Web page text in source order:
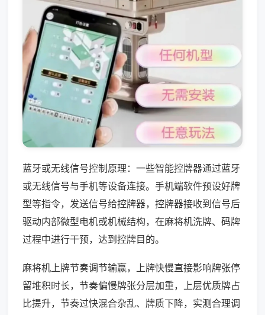
蓝牙或无线信号控制原理：一些智能控牌器通过蓝牙
或无线信号与手机等设备连接。手机端软件预设好牌
型等指令，发送信号给控牌器，控牌器接收到信号后
驱动内部微型电机或机械结构，在麻将机洗牌、码牌
过程中进行干预，达到控牌目的。
麻将机上牌节奏调节输赢，上牌快慢直接影响牌张停
留堆积时长，节奏偏慢牌张分层加重，上层优质牌占
比提升，节奏过快混合杂乱、牌质下降，实测合理调